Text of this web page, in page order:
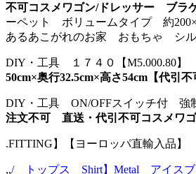
不可コスメワゴン/ドレッサー ブラ
ーペット ボリュームタイプ 約
あるあこがれのお家 おもちゃ シ
DIY・工具 １７４０【M5.000.80
50cm×奥行32.5cm×高さ54cm【代
DIY・工具 ON/OFFスイッチ付 強
注文不可 直送・代引不可コスメワ
.FITTING】【ヨーロッパ直輸入品
,,/ トップス Shirt】Metal アイスブ